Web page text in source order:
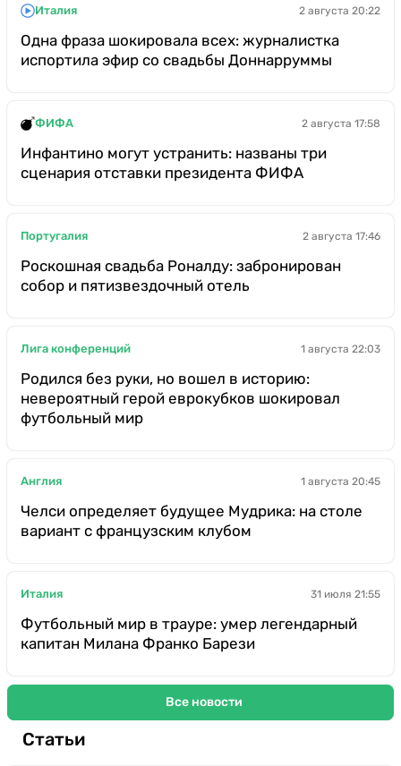
Италия 2 августа 20:22
Одна фраза шокировала всех: журналистка
испортила эфир со свадьбы Доннарруммы
ФИФА 2 августа 17:58
Инфантино могут устранить: названы три
сценария отставки президента ФИФА
Португалия 2 августа 17:46
Роскошная свадьба Роналду: забронирован
собор и пятизвездочный отель
Лига конференций 1 августа 22:03
Родился без руки, но вошел в историю:
невероятный герой еврокубков шокировал
футбольный мир
Англия 1 августа 20:45
Челси определяет будущее Мудрика: на столе
вариант с французским клубом
Италия 31 июля 21:55
Футбольный мир в трауре: умер легендарный
капитан Милана Франко Барези
Все новости
Статьи